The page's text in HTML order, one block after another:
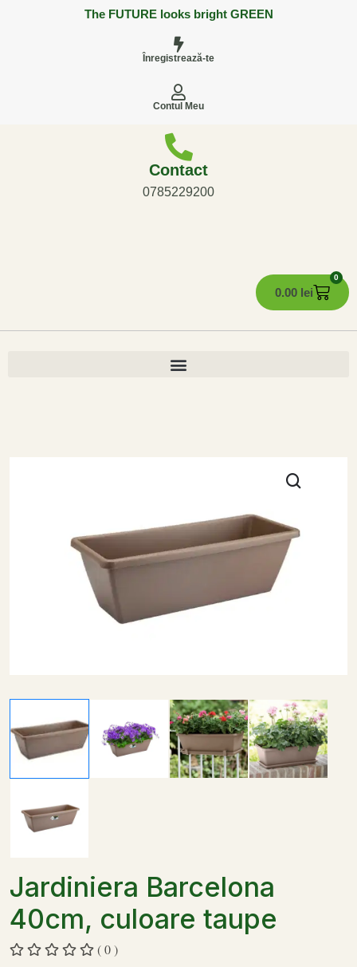
The FUTURE looks bright GREEN
Înregistrează-te
Contul Meu
Contact
0785229200
0.00 lei
0
Jardiniera Barcelona
40cm, culoare taupe
( 0 )